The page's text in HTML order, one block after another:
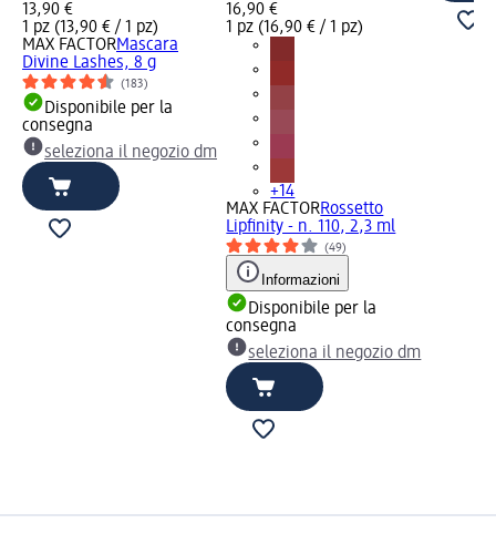
13,90 €
1 pz (13,90 € / 1 pz)
MAX FACTORMascara
Divine Lashes, 8 g
(183)
Disponibile per la
consegna
seleziona il negozio dm
16,90 €
1 pz (16,90 € / 1 pz)
+14
MAX FACTORRossetto
Lipfinity - n. 110, 2,3 ml
(49)
Informazioni
Disponibile per la
consegna
seleziona il negozio dm